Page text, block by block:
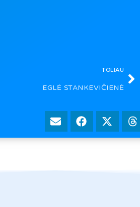
TOLIAU
EGLĖ STANKEVIČIENĖ